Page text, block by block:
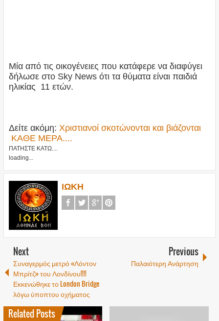
Μία από τις οικογένειες που κατάφερε να διαφύγει
δήλωσε στο Sky News ότι τα θύματα είναι παιδιά
ηλικίας 11 ετών.
Δείτε ακόμη: Χριστιανοί σκοτώνονται και βιάζονται
ΚΑΘΕ ΜΕΡΑ....
ΠΑΤΗΣΤΕ ΚΑΤΩ....
loading...
ΙΩΚΗ
Next
Συναγερμός μετρό «Λόντον
Μπρίτζ» του Λονδίνου!!!!
Εκκενώθηκε το London Bridge
λόγω ύποπτου οχήματος
Previous
Παλαιότερη Ανάρτηση
Related Posts